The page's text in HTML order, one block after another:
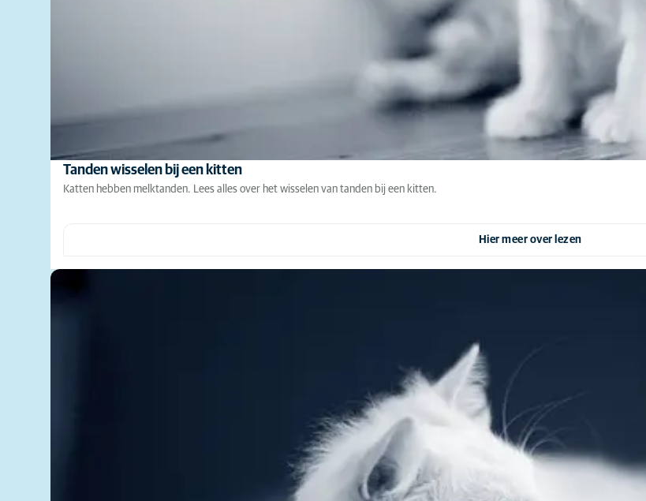
Tanden wisselen bij een kitten
Katten hebben melktanden. Lees alles over het wisselen van tanden bij een kitten.
Hier meer over lezen